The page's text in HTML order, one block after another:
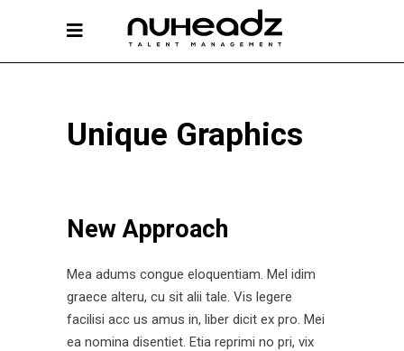
Unique Graphics
New Approach
Mea adums congue eloquentiam. Mel idim
graece alteru, cu sit alii tale. Vis legere
facilisi acc us amus in, liber dicit ex pro. Mei
ea nomina disentiet. Etia reprimi no pri, vix